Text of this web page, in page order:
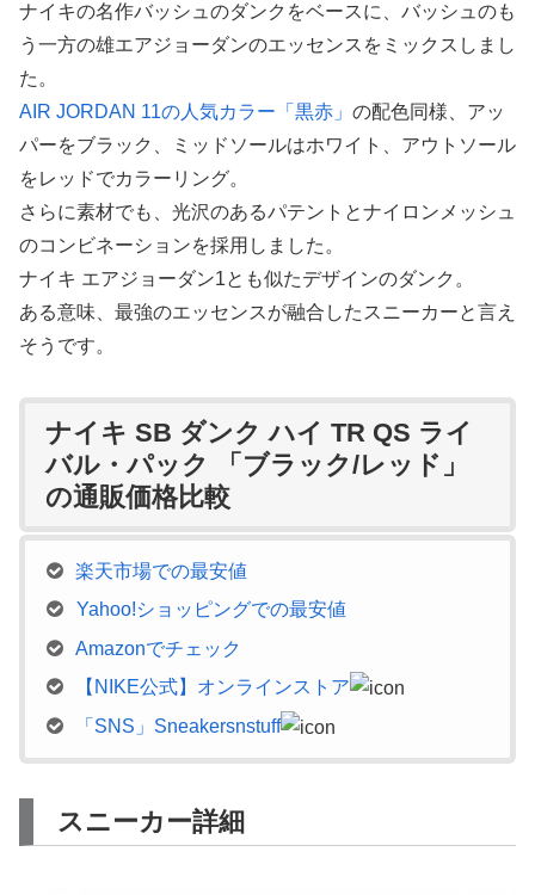
ナイキの名作バッシュのダンクをベースに、バッシュのも
う一方の雄エアジョーダンのエッセンスをミックスしまし
た。
AIR JORDAN 11の人気カラー「黒赤」 の配色同様、アッ
パーをブラック、ミッドソールはホワイト、アウトソール
をレッドでカラーリング。
さらに素材でも、光沢のあるパテントとナイロンメッシュ
のコンビネーションを採用しました。
ナイキ エアジョーダン1とも似たデザインのダンク。
ある意味、最強のエッセンスが融合したスニーカーと言え
そうです。
ナイキ SB ダンク ハイ TR QS ライ
バル・パック 「ブラック/レッド」
の通販価格比較
楽天市場での最安値
Yahoo!ショッピングでの最安値
Amazonでチェック
【NIKE公式】オンラインストア
「SNS」Sneakersnstuff
スニーカー詳細